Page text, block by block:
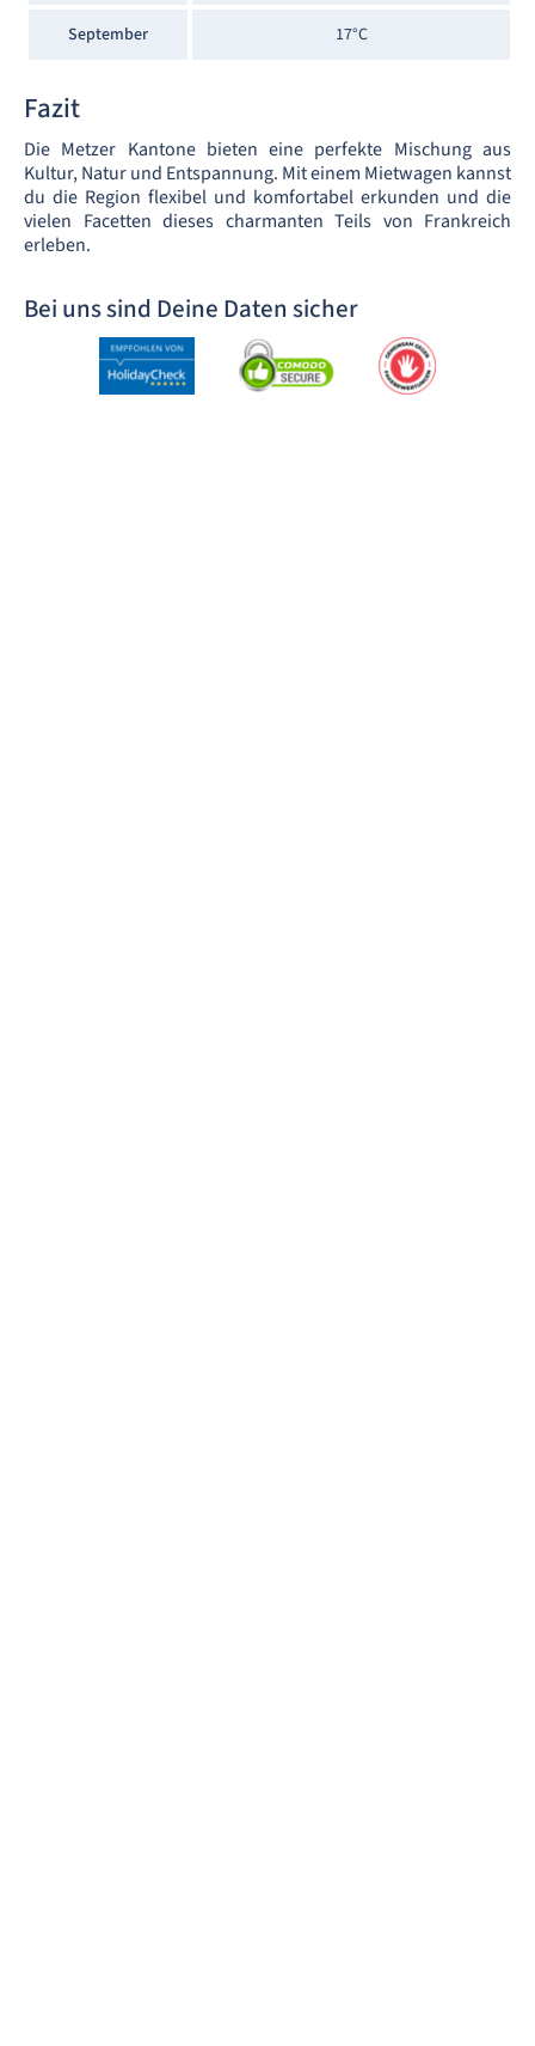
September 17°C
Fazit
Die Metzer Kantone bieten eine perfekte Mischung aus
Kultur, Natur und Entspannung. Mit einem Mietwagen kannst
du die Region flexibel und komfortabel erkunden und die
vielen Facetten dieses charmanten Teils von Frankreich
erleben.
Bei uns sind Deine Daten sicher